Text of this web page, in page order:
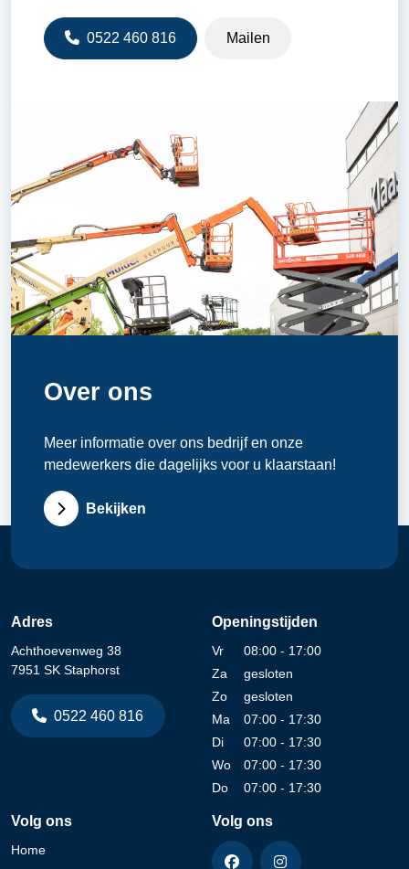
0522 460 816 Mailen
Over ons
Meer informatie over ons bedrijf en onze
medewerkers die dagelijks voor u klaarstaan!
Bekijken
Adres
Achthoevenweg 38
7951 SK Staphorst
0522 460 816
Openingstijden
Vr
08:00 - 17:00
Za
gesloten
Zo
gesloten
Ma
07:00 - 17:30
Di
07:00 - 17:30
Wo
07:00 - 17:30
Do
07:00 - 17:30
Volg ons
Home
Volg ons